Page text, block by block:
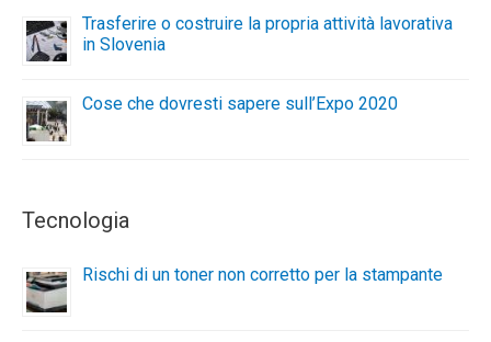
Trasferire o costruire la propria attività lavorativa
in Slovenia
Cose che dovresti sapere sull’Expo 2020
Tecnologia
Rischi di un toner non corretto per la stampante